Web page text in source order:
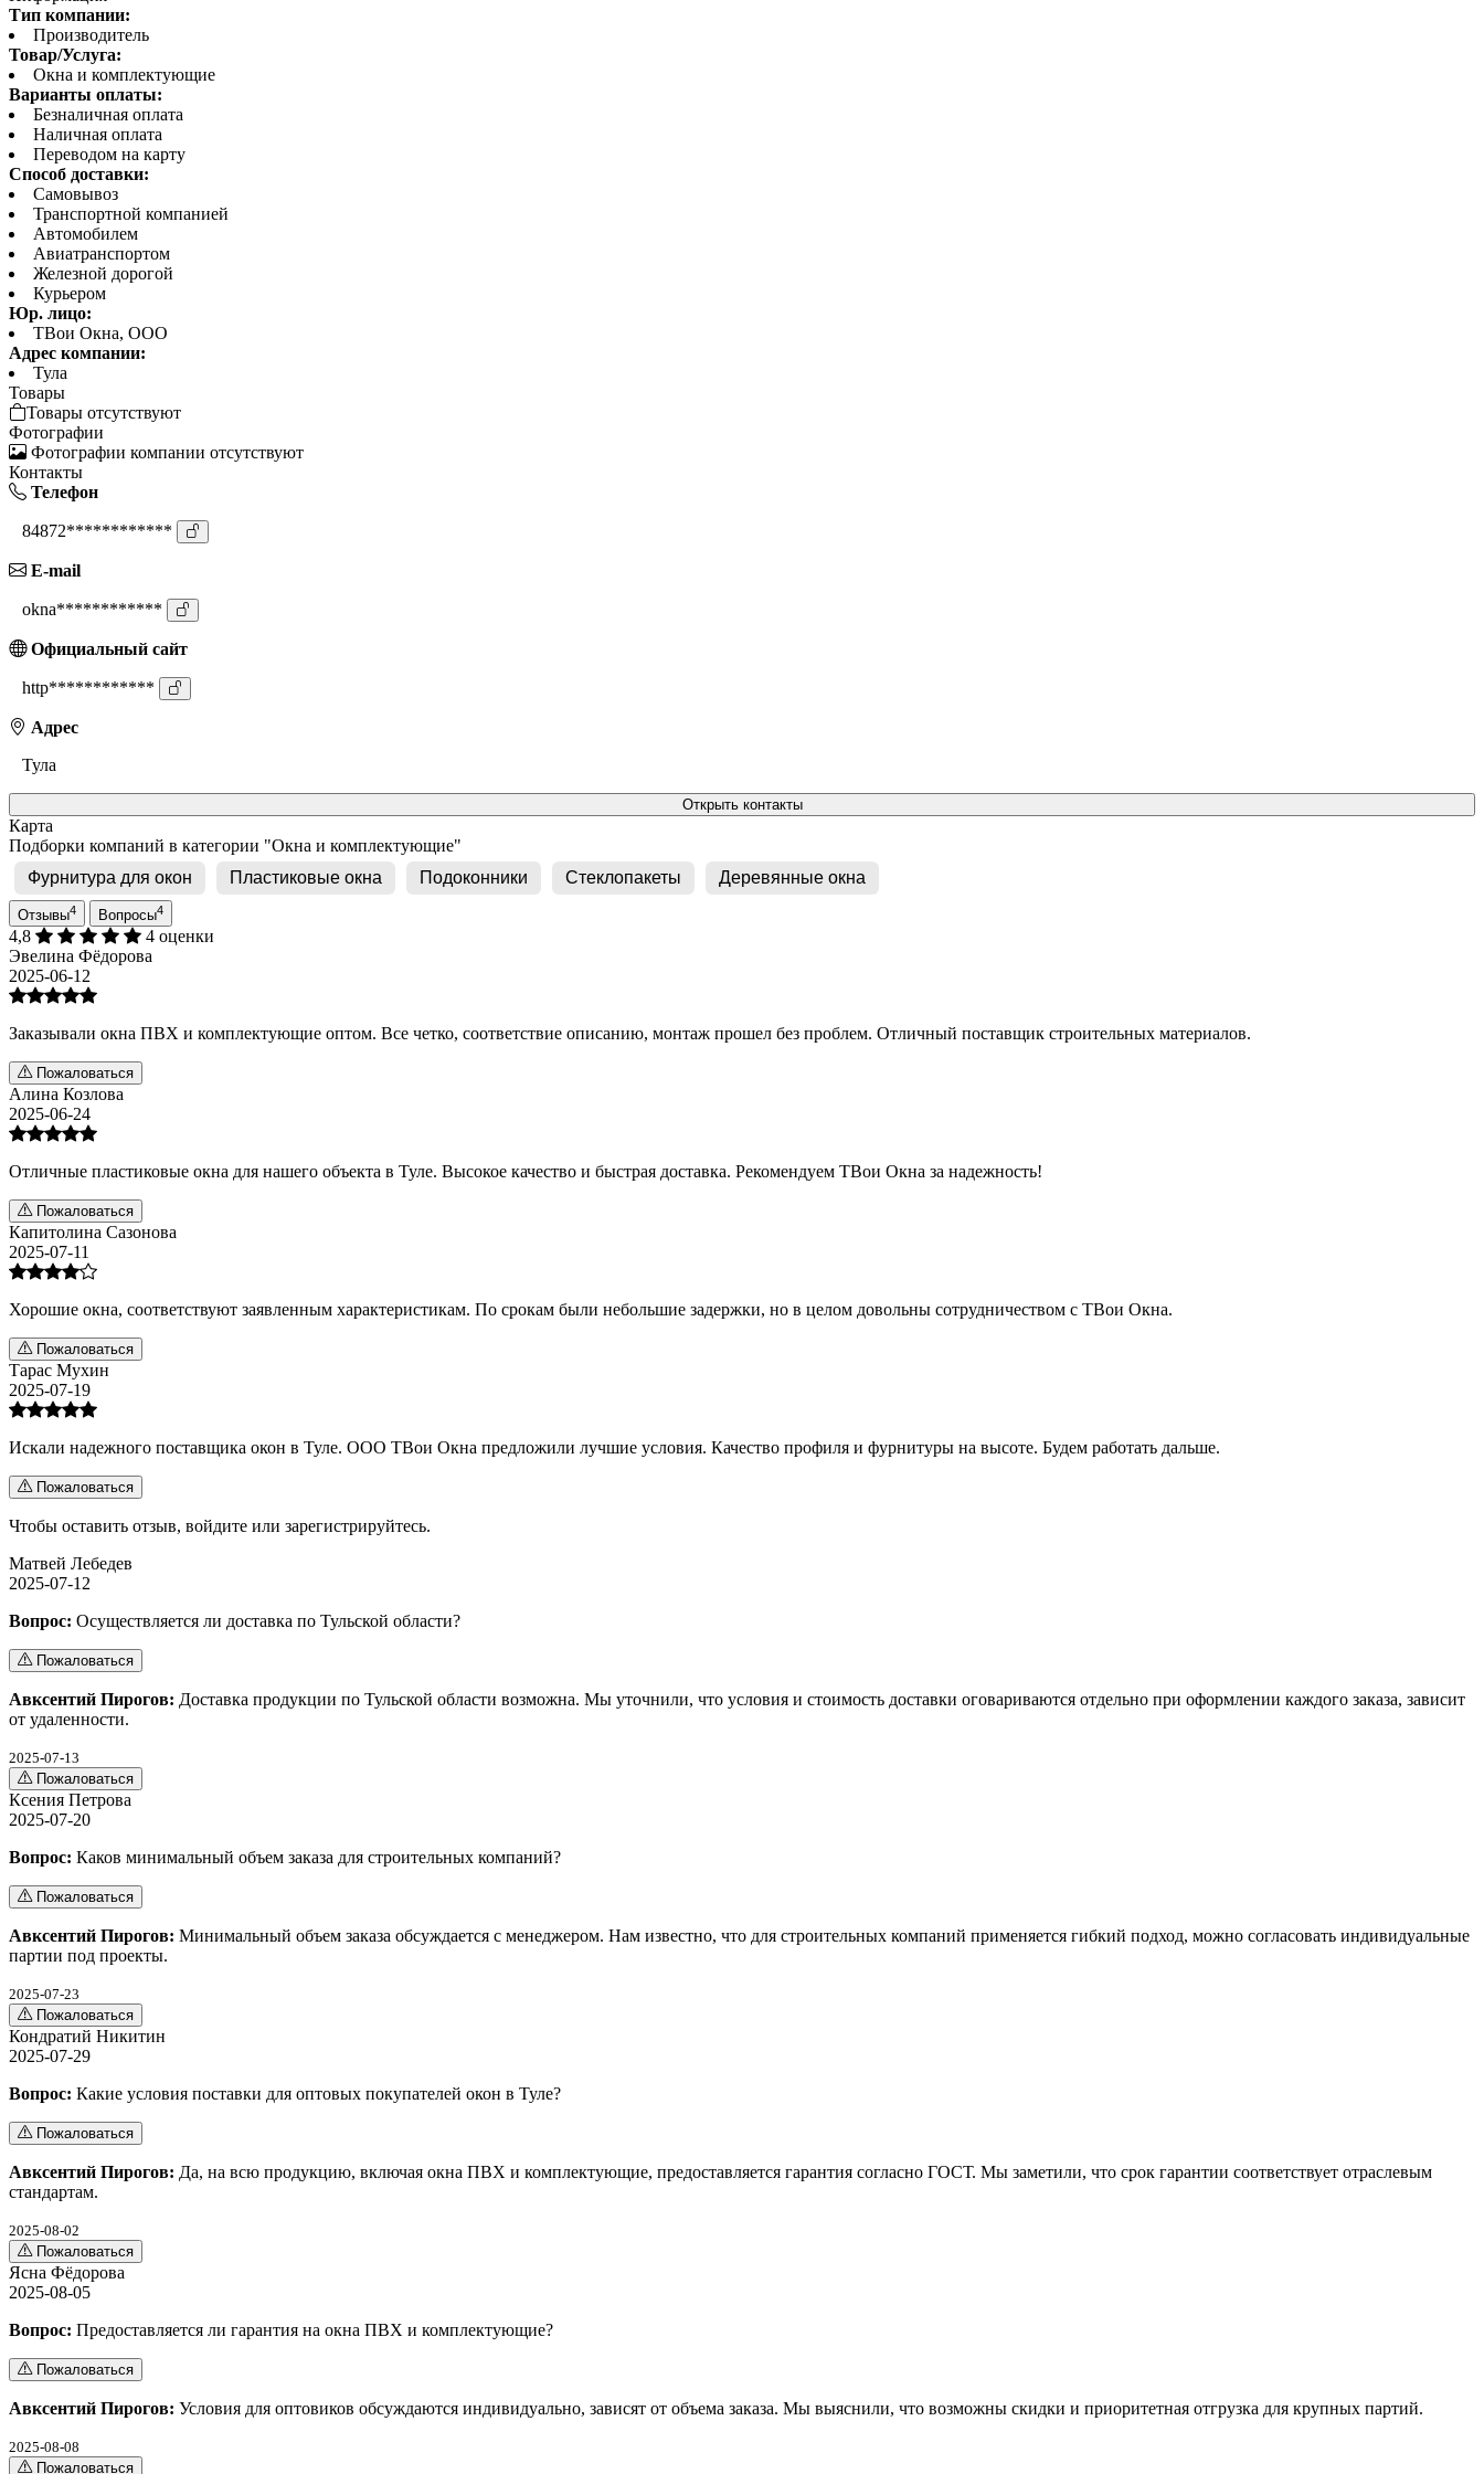
Тип компании:
Производитель
Товар/Услуга:
Окна и комплектующие
Варианты оплаты:
Безналичная оплата
Наличная оплата
Переводом на карту
Способ доставки:
Самовывоз
Транспортной компанией
Автомобилем
Авиатранспортом
Железной дорогой
Курьером
Юр. лицо:
ТВои Окна, ООО
Адрес компании:
Тула
Товары
Товары отсутствуют
Фотографии
Фотографии компании отсутствуют
Контакты
Телефон
84872************
E-mail
okna************
Официальный сайт
http************
Адрес
Тула
Открыть контакты
Карта
Подборки компаний в категории "Окна и комплектующие"
Фурнитура для окон
Пластиковые окна Подоконники Стеклопакеты Деревянные окна
Отзывы4 Вопросы4
4,8
4 оценки
Эвелина Фёдорова
2025-06-12
Заказывали окна ПВХ и комплектующие оптом. Все четко, соответствие описанию, монтаж прошел без проблем. Отличный поставщик строительных материалов.
Пожаловаться
Алина Козлова
2025-06-24
Отличные пластиковые окна для нашего объекта в Туле. Высокое качество и быстрая доставка. Рекомендуем ТВои Окна за надежность!
Пожаловаться
Капитолина Сазонова
2025-07-11
Хорошие окна, соответствуют заявленным характеристикам. По срокам были небольшие задержки, но в целом довольны сотрудничеством с ТВои Окна.
Пожаловаться
Тарас Мухин
2025-07-19
Искали надежного поставщика окон в Туле. ООО ТВои Окна предложили лучшие условия. Качество профиля и фурнитуры на высоте. Будем работать дальше.
Пожаловаться
Чтобы оставить отзыв, войдите или зарегистрируйтесь.
Матвей Лебедев
2025-07-12
Вопрос: Осуществляется ли доставка по Тульской области?
Пожаловаться
Авксентий Пирогов: Доставка продукции по Тульской области возможна. Мы уточнили, что условия и стоимость доставки оговариваются отдельно при оформлении каждого заказа, зависит
от удаленности.
2025-07-13
Пожаловаться
Ксения Петрова
2025-07-20
Вопрос: Каков минимальный объем заказа для строительных компаний?
Пожаловаться
Авксентий Пирогов: Минимальный объем заказа обсуждается с менеджером. Нам известно, что для строительных компаний применяется гибкий подход, можно согласовать индивидуальные
партии под проекты.
2025-07-23
Пожаловаться
Кондратий Никитин
2025-07-29
Вопрос: Какие условия поставки для оптовых покупателей окон в Туле?
Пожаловаться
Авксентий Пирогов: Да, на всю продукцию, включая окна ПВХ и комплектующие, предоставляется гарантия согласно ГОСТ. Мы заметили, что срок гарантии соответствует отраслевым
стандартам.
2025-08-02
Пожаловаться
Ясна Фёдорова
2025-08-05
Вопрос: Предоставляется ли гарантия на окна ПВХ и комплектующие?
Пожаловаться
Авксентий Пирогов: Условия для оптовиков обсуждаются индивидуально, зависят от объема заказа. Мы выяснили, что возможны скидки и приоритетная отгрузка для крупных партий.
2025-08-08
Пожаловаться